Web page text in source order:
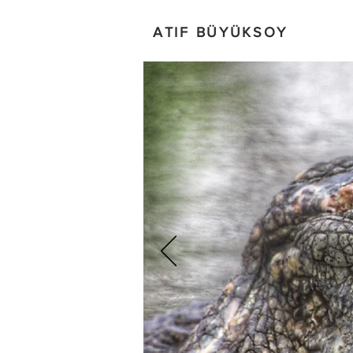
ATIF BÜYÜKSOY
Güzel Kızım, Hoşgeldin!